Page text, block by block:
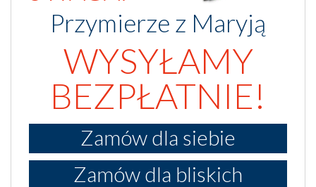
Przymierze z Maryją
WYSYŁAMY
BEZPŁATNIE!
Zamów dla siebie
Zamów dla bliskich